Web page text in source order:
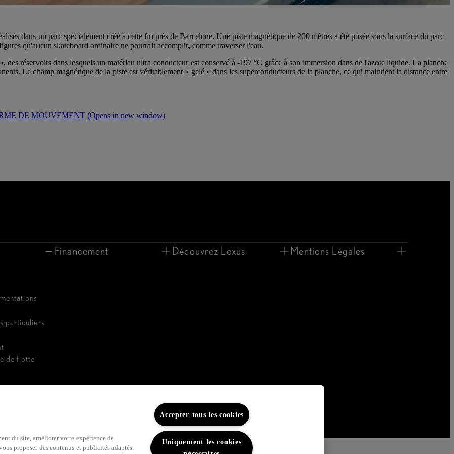
dans un parc spécialement créé à cette fin près de Barcelone. Une piste magnétique de 200 mètres a été posée sous la surface du parc
qu'aucun skateboard ordinaire ne pourrait accomplir, comme traverser l'eau.
réservoirs dans lesquels un matériau ultra conducteur est conservé à -197 °C grâce à son immersion dans de l'azote liquide. La planche
Le champ magnétique de la piste est véritablement « gelé » dans les superconducteurs de la planche, ce qui maintient la distance entre
DE MOUVEMENT (Opens in new window)
particuliers
de flotte
Financement Découvrez Lexus Mentions Légales
du site, améliorer votre expérience de
proposer des contenus et publicités adaptés.
Accepter tous les cookies
Uniquement les cookies